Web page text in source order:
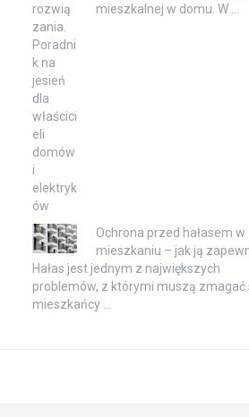
mieszkalnej w domu. W …
Ochrona przed hałasem w
mieszkaniu – jak ją
Hałas jest jednym z największych
problemów, z którymi muszą zmagać
mieszkańcy …